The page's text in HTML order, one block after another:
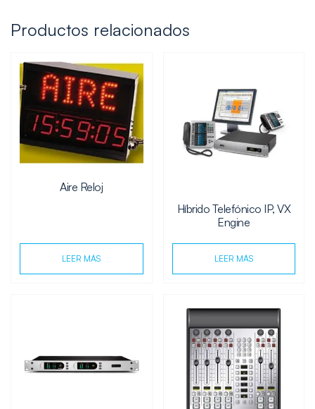
Productos relacionados
Aire Reloj
LEER MÁS
Híbrido Telefónico IP, VX
Engine
LEER MÁS